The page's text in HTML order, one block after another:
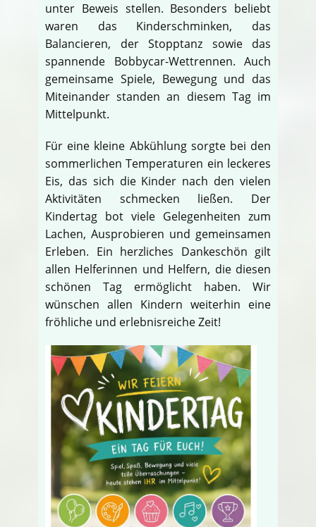
unter Beweis stellen. Besonders beliebt
waren das Kinderschminken, das
Balancieren, der Stopptanz sowie das
spannende Bobbycar-Wettrennen. Auch
gemeinsame Spiele, Bewegung und das
Miteinander standen an diesem Tag im
Mittelpunkt.
Für eine kleine Abkühlung sorgte bei den
sommerlichen Temperaturen ein leckeres
Eis, das sich die Kinder nach den vielen
Aktivitäten schmecken ließen. Der
Kindertag bot viele Gelegenheiten zum
Lachen, Ausprobieren und gemeinsamen
Erleben. Ein herzliches Dankeschön gilt
allen Helferinnen und Helfern, die diesen
schönen Tag ermöglicht haben. Wir
wünschen allen Kindern weiterhin eine
fröhliche und erlebnisreiche Zeit!